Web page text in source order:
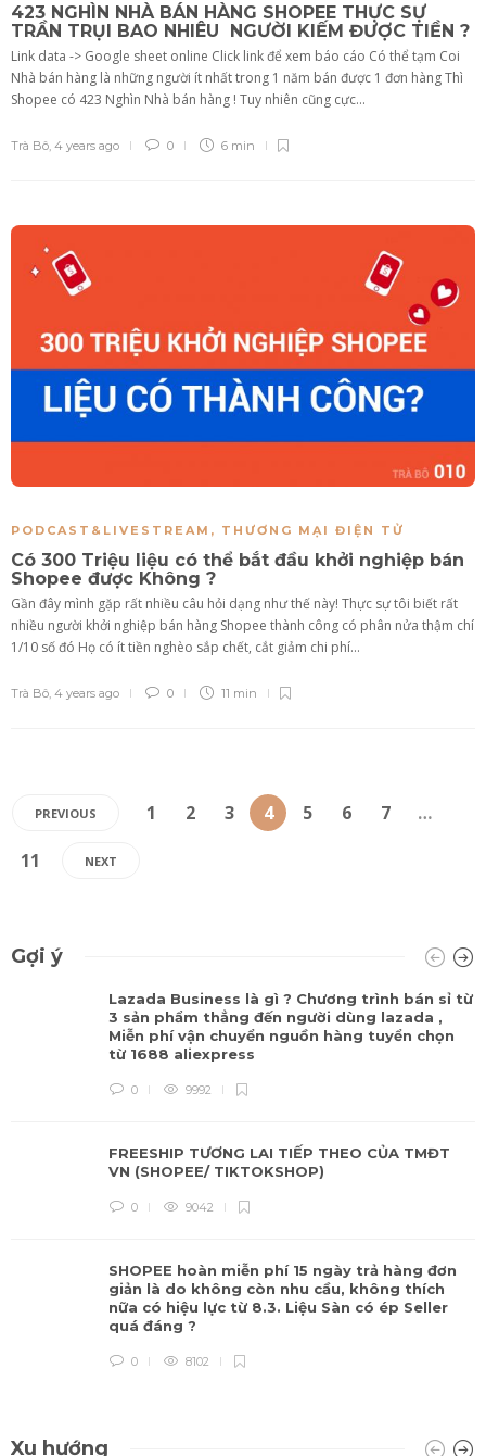
423 NGHÌN NHÀ BÁN HÀNG SHOPEE THỰC SỰ
TRẦN TRỤI BAO NHIÊU NGƯỜI KIẾM ĐƯỢC TIỀN ?
Link data -> Google sheet online Click link để xem báo cáo Có thể tạm Coi
Nhà bán hàng là những người ít nhất trong 1 năm bán được 1 đơn hàng Thì
Shopee có 423 Nghìn Nhà bán hàng ! Tuy nhiên cũng cực...
Trà Bô 4 years ago 0 6 min
PODCAST&LIVESTREAM , THƯƠNG MẠI ĐIỆN TỬ
Có 300 Triệu liệu có thể bắt đầu khởi nghiệp bán
Shopee được Không ?
Gần đây mình gặp rất nhiều câu hỏi dạng như thế này! Thực sự tôi biết rất
nhiều người khởi nghiệp bán hàng Shopee thành công có phân nửa thậm chí
1/10 số đó Họ có ít tiền nghèo sắp chết, cắt giảm chi phí...
Trà Bô 4 years ago 0 11 min
PREVIOUS 1 2 3 4 5 6 7
…
11
NEXT
Gợi ý
Lazada Business là gì ? Chương trình bán sỉ từ
3 sản phẩm thẳng đến người dùng lazada ,
Miễn phí vận chuyển nguồn hàng tuyển chọn
từ 1688 aliexpress
0 9992
FREESHIP TƯƠNG LAI TIẾP THEO CỦA TMĐT
VN (SHOPEE/ TIKTOKSHOP)
0 9042
SHOPEE hoàn miễn phí 15 ngày trả hàng đơn
giản là do không còn nhu cầu, không thích
nữa có hiệu lực từ 8.3. Liệu Sàn có ép Seller
quá đáng ?
0 8102
Xu hướng